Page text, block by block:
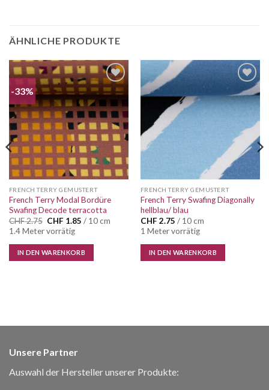
ÄHNLICHE PRODUKTE
-33%
Auf die
Wunschliste
FRENCH TERRY GEMUSTERT
French Terry Modal Bordüre
Swafing Decode terracotta
CHF2.75 Ursprünglicher
Preis
war:
CHF 2.75
CHF 1.85Aktueller
CHF 1.85.
/ 10 cm
1.4 Meter vorrätig
IN DEN WARENKORB
Auf die
Wunschliste
FRENCH TERRY GEMUSTERT
French Terry Swafing Diagonally
hellblau/ blau
CHF 2.75 / 10 cm
1 Meter vorrätig
IN DEN WARENKORB
Unsere Partner
Auswahl der Hersteller unserer Produkte: